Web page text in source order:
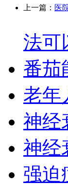
上一篇： 医
法可
番茄
老年
神经
神经
强迫